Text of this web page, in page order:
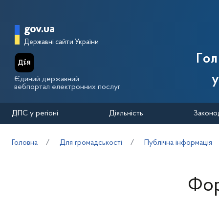
Головна сторінка Державної
gov.ua
Державні сайти України
Єдиний державний
вебпортал електронних послуг
ДПС у регіоні Діяльність
Головна Для громадськості Публічна інформація